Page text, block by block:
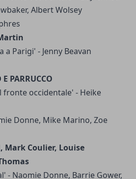
Albert Wolsey
a Parigi' - Jenny Beavan
PARRUCCO
fronte occidentale' - Heike
Donne, Mike Marino, Zoe
Mark Coulier, Louise
- Naomie Donne, Barrie Gower,